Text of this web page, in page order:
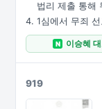
법리 제출 통해
1심에서 무죄
N 이승혜
919